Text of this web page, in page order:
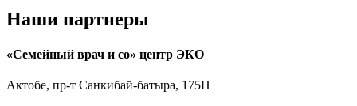
Наши партнеры
«Семейный врач и со» центр ЭКО
Актобе, пр-т Санкибай-батыра, 175П